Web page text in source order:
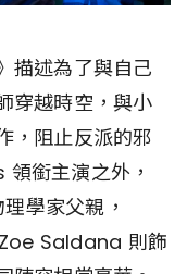
描述為了與自己
穿越時空，與小
，阻止反派的邪
銜主演之外，
學家父親，
Saldana 則飾